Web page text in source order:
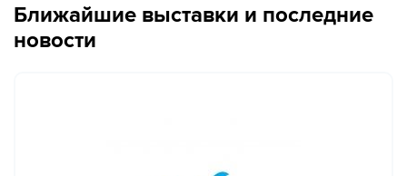
Ближайшие выставки и последние
новости